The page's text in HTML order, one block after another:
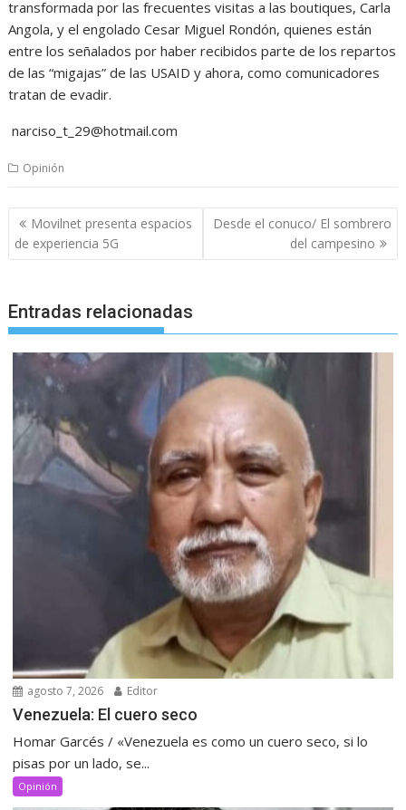
transformada por las frecuentes visitas a las boutiques, Carla
Angola, y el engolado Cesar Miguel Rondón, quienes están
entre los señalados por haber recibidos parte de los repartos
de las “migajas” de las USAID y ahora, como comunicadores
tratan de evadir.
narciso_t_29@hotmail.com
Opinión
Navegación
de
entradas
Movilnet presenta espacios
de experiencia 5G
Desde el conuco/ El sombrero
del campesino
Entradas relacionadas
agosto 7, 2026 Editor
Venezuela: El cuero seco
Homar Garcés / «Venezuela es como un cuero seco, si lo
pisas por un lado, se...
Opinión